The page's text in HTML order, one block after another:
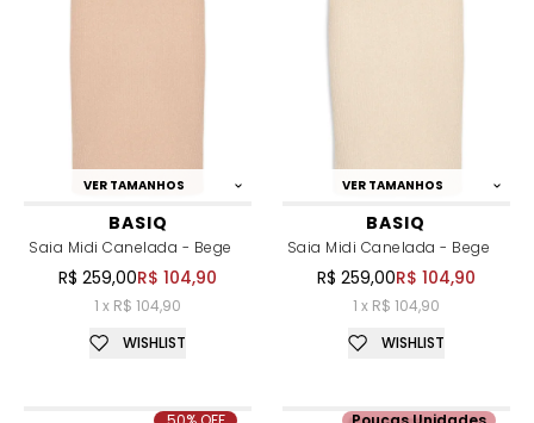
VER TAMANHOS
BASIQ
Saia Midi Canelada - Bege
R$ 259,00R$ 104,90
1 x R$ 104,90
WISHLIST
VER TAMANHOS
BASIQ
Saia Midi Canelada - Bege
R$ 259,00R$ 104,90
1 x R$ 104,90
WISHLIST